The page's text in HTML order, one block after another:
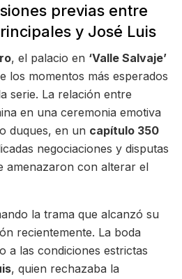
previas entre
y José Luis
, el palacio en ‘Valle Salvaje’
los momentos más esperados
serie. La relación entre
en una ceremonia emotiva
duques, en un capítulo 350
negociaciones y disputas
amenazaron con alterar el
la trama que alcanzó su
recientemente. La boda
a las condiciones estrictas
, quien rechazaba la